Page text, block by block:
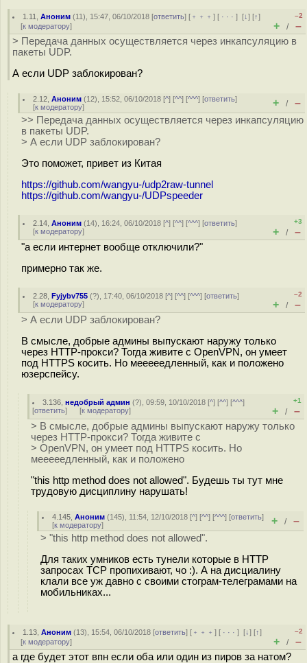
1.11 ,Аноним (11), 15:47, 06/10/2018 [ответить] [ ﹢﹢﹢] [ · · ·][↓] [↑]
[к модератору]
–2
+ / –
> Передача данных осуществляется через инкапсуляцию в
пакеты UDP.
А если UDP заблокирован?
2.12 ,Аноним (12), 15:52, 06/10/2018 [^] [^^] [^^^] [ответить]
[к модератору] + / –
>> Передача данных осуществляется через инкапсуляцию
в пакеты UDP.
> А если UDP заблокирован?
Это поможет, привет из Китая
https://github.com/wangyu-/udp2raw-tunnel
https://github.com/wangyu-/UDPspeeder
2.14 ,Аноним (14), 16:24, 06/10/2018 [^] [^^] [^^^] [ответить]
[к модератору]
+3
+ / –
"а если интернет вообще отключили?"
примерно так же.
2.28 ,Fyjybv755 (?), 17:40, 06/10/2018 [^] [^^] [^^^] [ответить]
[к модератору]
–2
+ / –
> А если UDP заблокирован?
В смысле, добрые админы выпускают наружу только
через HTTP-прокси? Тогда живите с OpenVPN, он умеет
под HTTPS косить. Но мееееедленный, как и положено
юзерспейсу.
3.136 ,недобрый админ (?), 09:59, 10/10/2018 [^] [^^] [^^^]
[ответить] [к модератору]
+1
+ / –
> В смысле, добрые админы выпускают наружу только
через HTTP-прокси? Тогда живите с
> OpenVPN, он умеет под HTTPS косить. Но
мееееедленный, как и положено
"this http method does not allowed". Будешь ты тут мне
трудовую дисциплину нарушать!
4.145 ,Аноним (145), 11:54, 12/10/2018 [^] [^^] [^^^] [ответить]
[к модератору] + / –
> "this http method does not allowed".
Для таких умников есть тунели которые в HTTP
запросах TCP пропихивают, чо :). А на дисциалину
клали все уж давно с своими стограм-телеграмами на
мобильниках...
1.13 ,Аноним (13), 15:54, 06/10/2018 [ответить] [ ﹢﹢﹢] [ · · ·][↓] [↑]
[к модератору]
–2
+ / –
а где будет этот впн если оба или один из пиров за натом?